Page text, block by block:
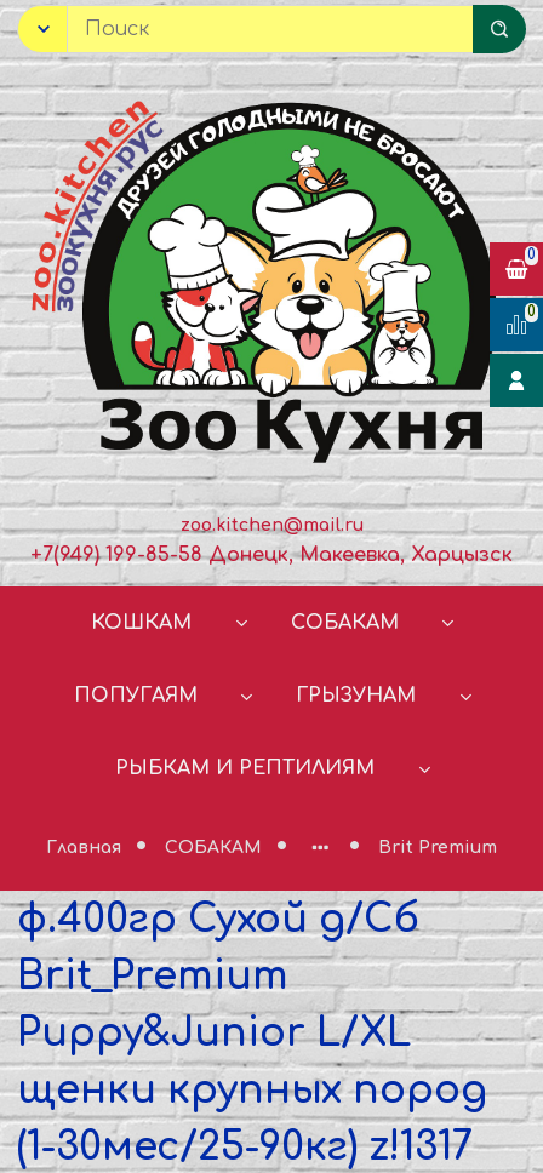
zoo.kitchen@mail.ru
+7(949) 199-85-58 Донецк, Макеевка, Харцызск
КОШКАМ СОБАКАМ
ПОПУГАЯМ ГРЫЗУНАМ
РЫБКАМ И РЕПТИЛИЯМ
Главная СОБАКАМ Brit Premium
ф.400гр Сухой д/Сб
Brit_Premium
Puppy&Junior L/XL
щенки крупных пород
(1-30мес/25-90кг) z!1317
0
0